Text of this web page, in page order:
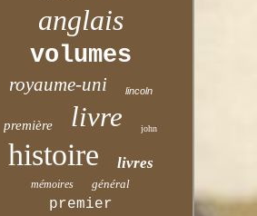
anglais
volumes
royaume-uni lincoln
première livre john
histoire livres
mémoires général
premier